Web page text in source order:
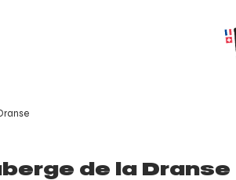
de la Dranse